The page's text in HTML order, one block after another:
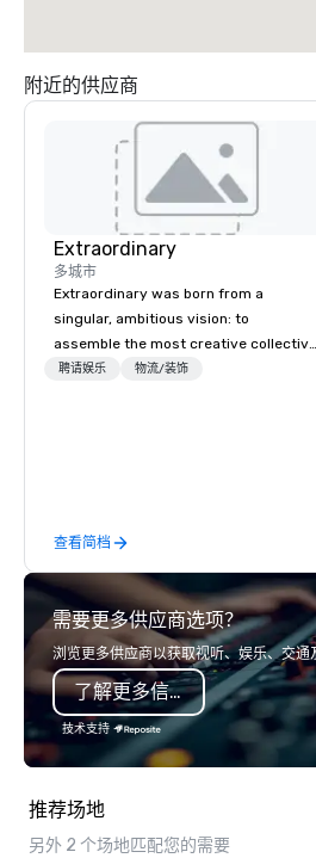
附近的供应商
Extraordinary
多城市
Extraordinary was born from a
singular, ambitious vision: to
assemble the most creative collective
of event professionals on the planet.
lifecycle—from initial creative sparks
to breathtaking design, production,
and captivating entertainment.
Whether orchestrating an intimate
gathering for 10 or a large-scale
production for thousands, our
commitment to excellence is
unwavering. Based in major hubs
across the United States, we partner
with the world’s most recognizable
into seamless, high-production
realities. We don't just plan events; we
聘请娱乐 物流/装饰
查看简档
需要更多供应商选项？
浏览更多供应商以获取视听、娱乐、交通
了解更多信息
技术支持
推荐场地
另外 2 个场地匹配您的需要